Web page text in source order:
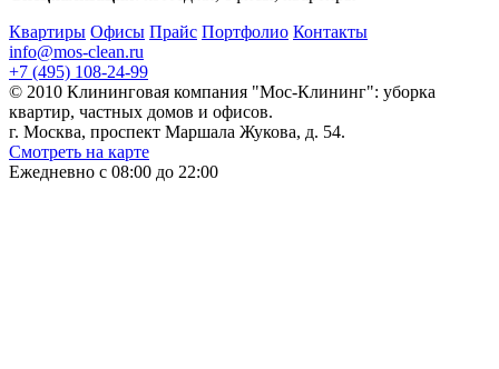
Квартиры Офисы Прайс Портфолио Контакты
info@mos-clean.ru
+7 (495) 108-24-99
© 2010 Клининговая компания "Мос-Клининг": уборка
квартир, частных домов и офисов.
г. Москва, проспект Маршала Жукова, д. 54.
Смотреть на карте
Ежедневно с 08:00 до 22:00